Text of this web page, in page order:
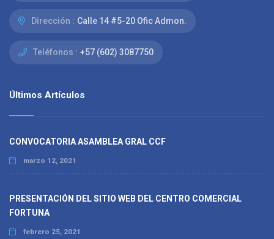
Dirección : Calle 14 #5-20 Ofic Admon.
Teléfonos : +57 (602) 3087750
Últimos Artículos
CONVOCATORIA ASAMBLEA GRAL CCF
marzo 12, 2021
PRESENTACIÓN DEL SITIO WEB DEL CENTRO COMERCIAL
FORTUNA
febrero 25, 2021